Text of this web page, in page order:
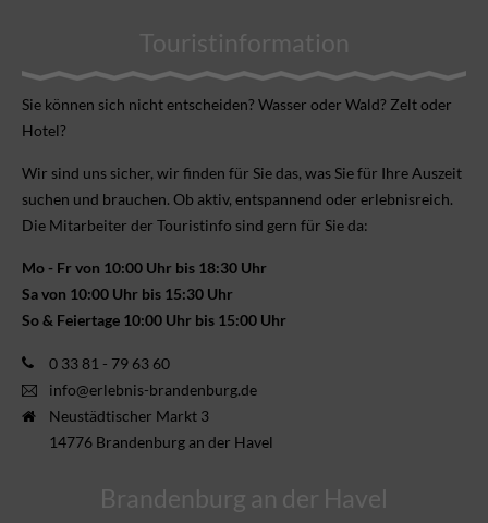
Touristinformation
Sie können sich nicht ent­scheiden? Wasser oder Wald? Zelt oder
Hotel?
Wir sind uns sicher, wir finden für Sie das, was Sie für Ihre Aus­zeit
suchen und brauchen. Ob aktiv, ent­spannend oder erlebnis­reich.
Die Mitarbeiter der Touristinfo sind gern für Sie da:
Mo - Fr von 10:00 Uhr bis 18:30 Uhr
Sa von 10:00 Uhr bis 15:30 Uhr
So & Feiertage 10:00 Uhr bis 15:00 Uhr
0 33 81 - 79 63 60
info@erlebnis-brandenburg.de
Neustädtischer Markt 3
14776 Brandenburg an der Havel
Brandenburg an der Havel